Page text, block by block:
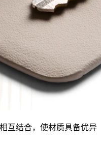
互结合，使材质具备优异